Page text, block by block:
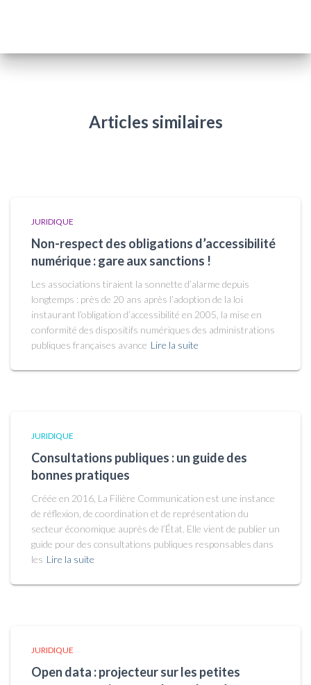
Articles similaires
JURIDIQUE
Non-respect des obligations d’accessibilité
numérique : gare aux sanctions !
Les associations tiraient la sonnette d’alarme depuis
longtemps : près de 20 ans après l’adoption de la loi
instaurant l’obligation d’accessibilité en 2005, la mise en
conformité des dispositifs numériques des administrations
publiques françaises avance Lire la suite
JURIDIQUE
Consultations publiques : un guide des
bonnes pratiques
Créée en 2016, La Filière Communication est une instance
de réflexion, de coordination et de représentation du
secteur économique auprès de l’État. Elle vient de publier un
guide pour des consultations publiques responsables dans
les Lire la suite
JURIDIQUE
Open data : projecteur sur les petites